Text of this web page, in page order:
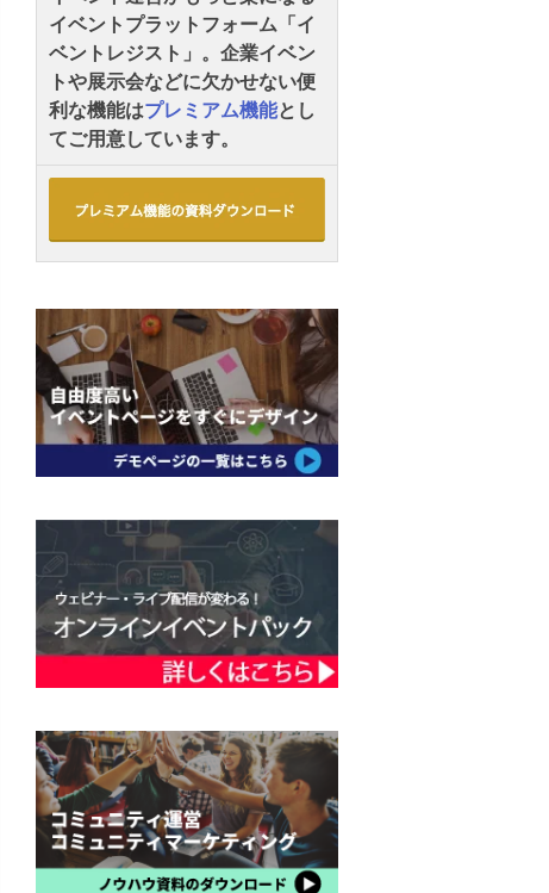
イベントプラットフォーム「イ
ベントレジスト」。企業イベン
トや展示会などに欠かせない便
利な機能はプレミアム機能とし
てご用意しています。